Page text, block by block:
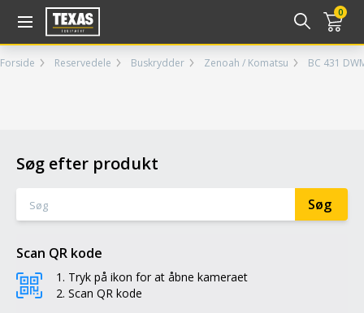
0
Forside Reservedele Buskrydder Zenoah / Komatsu BC 431
Søg efter produkt
Scan QR kode
Tryk på ikon for at åbne kameraet
Scan QR kode